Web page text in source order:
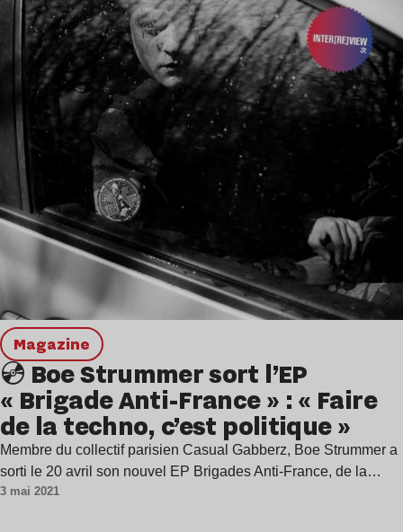
magazine
💿 Boe Strummer sort l’EP
« Brigade Anti-France » : « Faire
de la techno, c’est politique »
Membre du collectif parisien Casual Gabberz, Boe Strummer a
sorti le 20 avril son nouvel EP Brigades Anti-France, de la…
3 mai 2021